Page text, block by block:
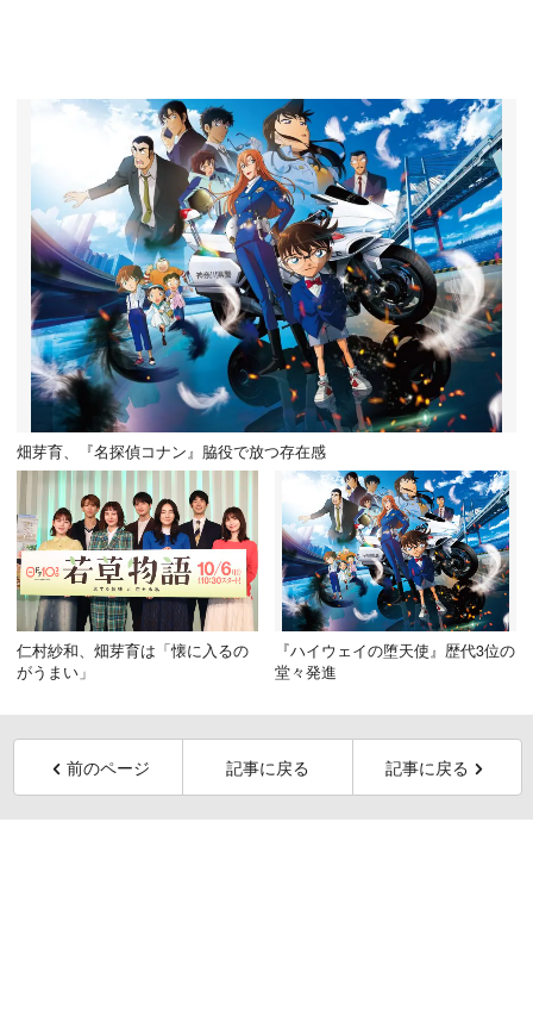
畑芽育、『名探偵コナン』脇役で放つ存在感
仁村紗和、畑芽育は「懐に入るの
がうまい」
『ハイウェイの堕天使』歴代3位の
堂々発進
前のページ 記事に戻る 記事に戻る